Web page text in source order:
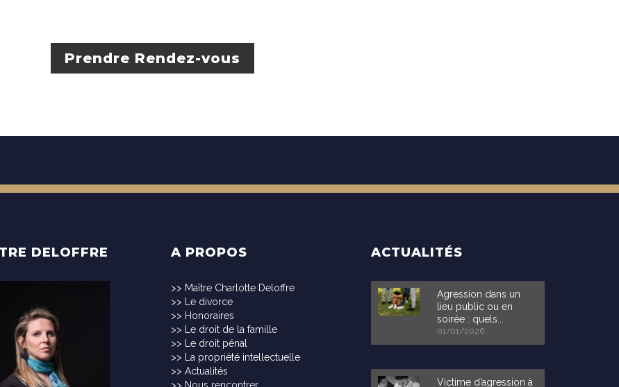
Prendre Rendez-vous
DELOFFRE A PROPOS
>> Maître Charlotte Deloffre
>>
Le divorce
>> Honoraires
>>
Le droit de la famille
>>
Le droit pénal
>>
La propriété intellectuelle
>> Actualités
ACTUALITÉS
Agression dans un
lieu public ou en
soirée : quels...
01/01/2026
Victime d’agression à